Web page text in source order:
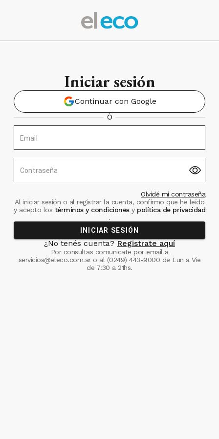
Iniciar sesión
Continuar con Google
Ó
Email
Contraseña
Olvidé mi contraseña
Al iniciar sesión o al registrar la cuenta, confirmo que he leído
y acepto los términos y condiciones ypolítica de privacidad
.
INICIAR SESIÓN
¿No tenés cuenta? Registrate aquí
Por consultas comunicate por email a
servicios@eleco.com.aro al (0249) 443-9000 de Lun a Vie
de 7:30 a 21hs.